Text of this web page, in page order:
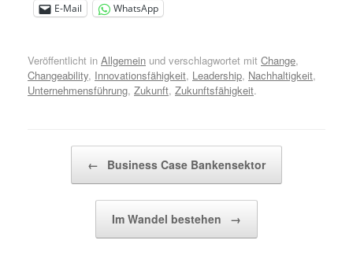
E-Mail WhatsApp
Veröffentlicht in Allgemein und verschlagwortet mit Change,
Changeability, Innovationsfähigkeit, Leadership, Nachhaltigkeit,
Unternehmensführung, Zukunft, Zukunftsfähigkeit.
← Business Case Bankensektor
Im Wandel bestehen →